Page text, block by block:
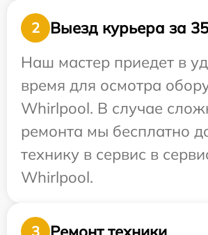
2
Выезд курьера за
Наш мастер приедет в
время для осмотра
Whirlpool. В случае
ремонта мы бесплатно
технику в сервис в
Whirlpool.
3